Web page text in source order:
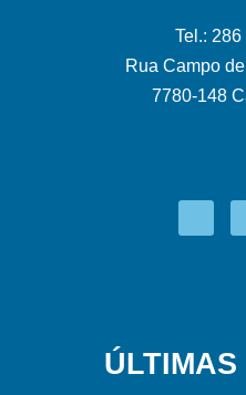
Tel.:
Rua Campo
7780-148